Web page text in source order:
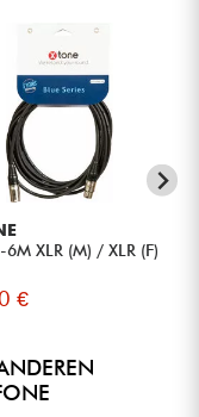
die eine kompakte,
suchen.
die den Kabelsalat
ein leichtes System
die professionelle
möchten.
XLR (M) / XLR (F)
€